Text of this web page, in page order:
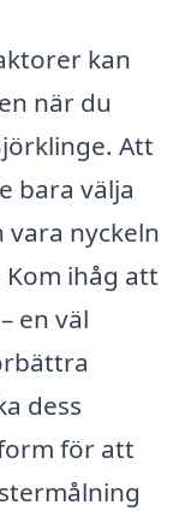
kan
när du
Att
bara välja
nyckeln
ihåg att
en väl
dess
för att